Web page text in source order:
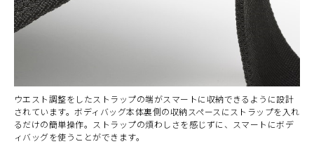
ウエスト調整をしたストラップの端がスマートに収納できるように設計
されています。ボディバッグ本体裏側の収納スペースにストラップを入れ
るだけの簡単操作。ストラップの煩わしさを感じずに、スマートにボデ
ィバッグを使うことができます。